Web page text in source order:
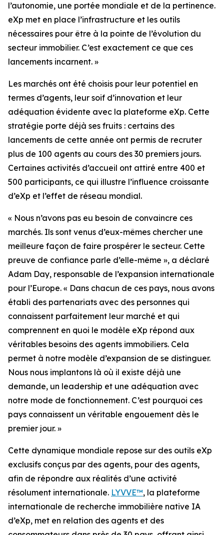
l’autonomie, une portée mondiale et de la pertinence.
eXp met en place l’infrastructure et les outils
nécessaires pour être à la pointe de l’évolution du
secteur immobilier. C’est exactement ce que ces
lancements incarnent. »
Les marchés ont été choisis pour leur potentiel en
termes d’agents, leur soif d’innovation et leur
adéquation évidente avec la plateforme eXp. Cette
stratégie porte déjà ses fruits : certains des
lancements de cette année ont permis de recruter
plus de 100 agents au cours des 30 premiers jours.
Certaines activités d’accueil ont attiré entre 400 et
500 participants, ce qui illustre l’influence croissante
d’eXp et l’effet de réseau mondial.
« Nous n’avons pas eu besoin de convaincre ces
marchés. Ils sont venus d’eux-mêmes chercher une
meilleure façon de faire prospérer le secteur. Cette
preuve de confiance parle d’elle-même », a déclaré
Adam Day, responsable de l’expansion internationale
pour l’Europe. « Dans chacun de ces pays, nous avons
établi des partenariats avec des personnes qui
connaissent parfaitement leur marché et qui
comprennent en quoi le modèle eXp répond aux
véritables besoins des agents immobiliers. Cela
permet à notre modèle d’expansion de se distinguer.
Nous nous implantons là où il existe déjà une
demande, un leadership et une adéquation avec
notre mode de fonctionnement. C’est pourquoi ces
pays connaissent un véritable engouement dès le
premier jour. »
Cette dynamique mondiale repose sur des outils eXp
exclusifs conçus par des agents, pour des agents,
afin de répondre aux réalités d’une activité
résolument internationale. LYVVE™, la plateforme
internationale de recherche immobilière native IA
d’eXp, met en relation des agents et des